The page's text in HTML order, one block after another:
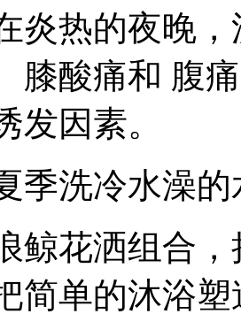
炎热的夜晚
膝酸痛和 腹
发因素。
洗冷水澡的
花洒组合，
简单的沐浴